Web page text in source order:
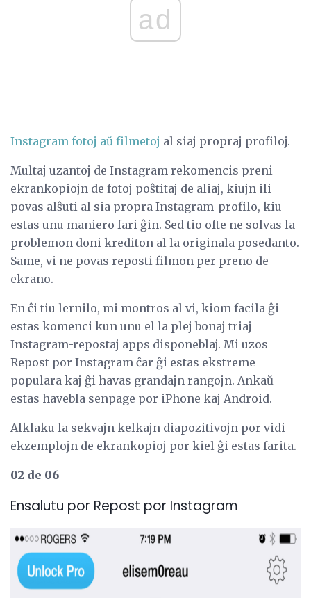
ad
Instagram fotoj aŭ filmetoj al siaj propraj profiloj.
Multaj uzantoj de Instagram rekomencis preni
ekrankopiojn de fotoj poŝtitaj de aliaj, kiujn ili
povas alŝuti al sia propra Instagram-profilo, kiu
estas unu maniero fari ĝin. Sed tio ofte ne solvas la
problemon doni krediton al la originala posedanto.
Same, vi ne povas reposti filmon per preno de
ekrano.
En ĉi tiu lernilo, mi montros al vi, kiom facila ĝi
estas komenci kun unu el la plej bonaj triaj
Instagram-repostaj apps disponeblaj. Mi uzos
Repost por Instagram ĉar ĝi estas ekstreme
populara kaj ĝi havas grandajn rangojn. Ankaŭ
estas havebla senpage por iPhone kaj Android.
Alklaku la sekvajn kelkajn diapozitivojn por vidi
ekzemplojn de ekrankopioj por kiel ĝi estas farita.
02 de 06
Ensalutu por Repost por Instagram